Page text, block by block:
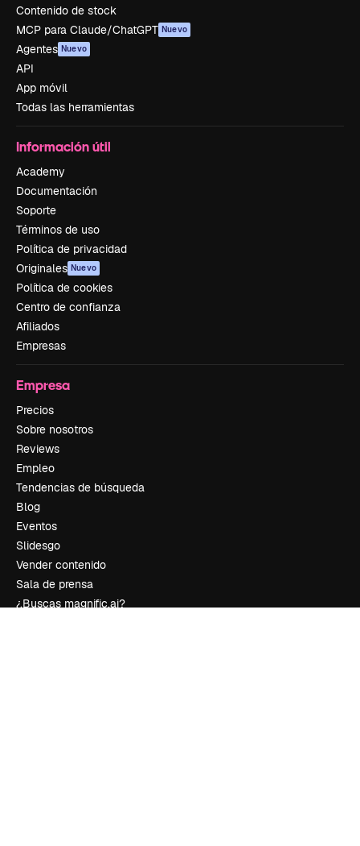
Contenido de stock
MCP para Claude/ChatGPT Nuevo
Agentes Nuevo
API
App móvil
Todas las herramientas
Información útil
Academy
Documentación
Soporte
Términos de uso
Política de privacidad
Originales Nuevo
Política de cookies
Centro de confianza
Afiliados
Empresas
Empresa
Precios
Sobre nosotros
Reviews
Empleo
Tendencias de búsqueda
Blog
Eventos
Slidesgo
Vender contenido
Sala de prensa
¿Buscas magnific.ai?